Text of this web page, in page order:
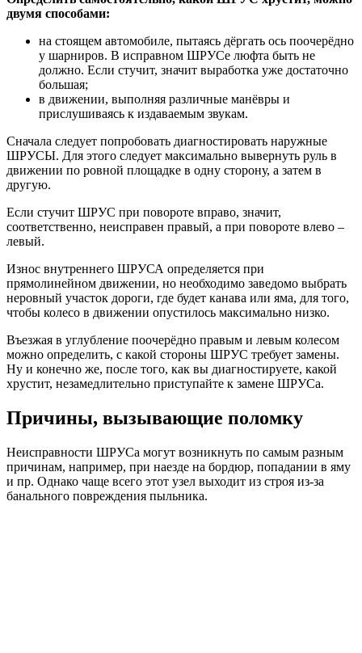
двумя способами:
на стоящем автомобиле, пытаясь дёргать ось поочерёдно
у шарниров. В исправном ШРУСе люфта быть не
должно. Если стучит, значит выработка уже достаточно
большая;
в движении, выполняя различные манёвры и
прислушиваясь к издаваемым звукам.
Сначала следует попробовать диагностировать наружные
ШРУСЫ. Для этого следует максимально вывернуть руль в
движении по ровной площадке в одну сторону, а затем в
другую.
Если стучит ШРУС при повороте вправо, значит,
соответственно, неисправен правый, а при повороте влево –
левый.
Износ внутреннего ШРУСА определяется при
прямолинейном движении, но необходимо заведомо выбрать
неровный участок дороги, где будет канава или яма, для того,
чтобы колесо в движении опустилось максимально низко.
Въезжая в углубление поочерёдно правым и левым колесом
можно определить, с какой стороны ШРУС требует замены.
Ну и конечно же, после того, как вы диагностируете, какой
хрустит, незамедлительно приступайте к замене ШРУСа.
Причины, вызывающие поломку
Неисправности ШРУСа могут возникнуть по самым разным
причинам, например, при наезде на бордюр, попадании в яму
и пр. Однако чаще всего этот узел выходит из строя из-за
банального повреждения пыльника.